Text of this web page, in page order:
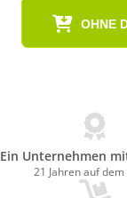
OHNE
Ein Unternehmen
21 Jahren auf